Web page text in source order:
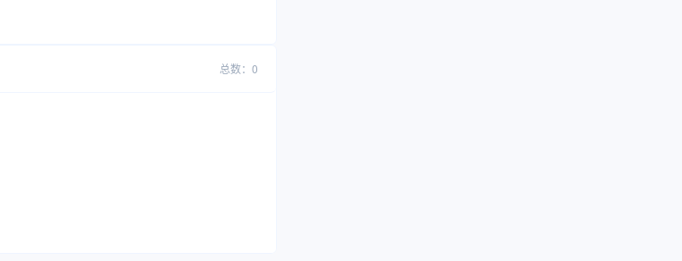
总数：0